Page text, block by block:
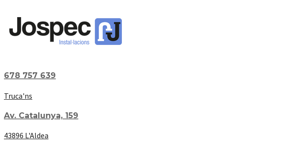
678 757 639
Truca'ns
Av. Catalunya, 159
43896 L'Aldea